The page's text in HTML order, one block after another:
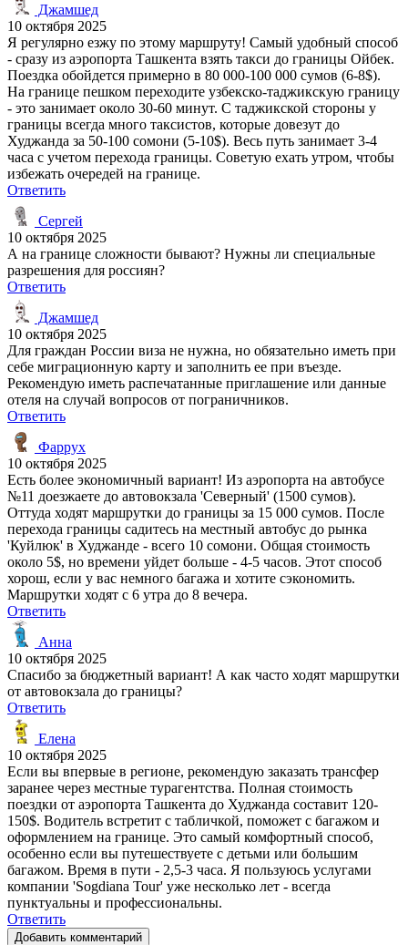
Джамшед
10 октября 2025
Я регулярно езжу по этому маршруту! Самый удобный способ
- сразу из аэропорта Ташкента взять такси до границы Ойбек.
Поездка обойдется примерно в 80 000-100 000 сумов (6-8$).
На границе пешком переходите узбекско-таджикскую границу
- это занимает около 30-60 минут. С таджикской стороны у
границы всегда много таксистов, которые довезут до
Худжанда за 50-100 сомони (5-10$). Весь путь занимает 3-4
часа с учетом перехода границы. Советую ехать утром, чтобы
избежать очередей на границе.
Ответить
Сергей
10 октября 2025
А на границе сложности бывают? Нужны ли специальные
разрешения для россиян?
Ответить
Джамшед
10 октября 2025
Для граждан России виза не нужна, но обязательно иметь при
себе миграционную карту и заполнить ее при въезде.
Рекомендую иметь распечатанные приглашение или данные
отеля на случай вопросов от пограничников.
Ответить
Фаррух
10 октября 2025
Есть более экономичный вариант! Из аэропорта на автобусе
№11 доезжаете до автовокзала 'Северный' (1500 сумов).
Оттуда ходят маршрутки до границы за 15 000 сумов. После
перехода границы садитесь на местный автобус до рынка
'Куйлюк' в Худжанде - всего 10 сомони. Общая стоимость
около 5$, но времени уйдет больше - 4-5 часов. Этот способ
хорош, если у вас немного багажа и хотите сэкономить.
Маршрутки ходят с 6 утра до 8 вечера.
Ответить
Анна
10 октября 2025
Спасибо за бюджетный вариант! А как часто ходят маршрутки
от автовокзала до границы?
Ответить
Елена
10 октября 2025
Если вы впервые в регионе, рекомендую заказать трансфер
заранее через местные турагентства. Полная стоимость
поездки от аэропорта Ташкента до Худжанда составит 120-
150$. Водитель встретит с табличкой, поможет с багажом и
оформлением на границе. Это самый комфортный способ,
особенно если вы путешествуете с детьми или большим
багажом. Время в пути - 2,5-3 часа. Я пользуюсь услугами
компании 'Sogdiana Tour' уже несколько лет - всегда
пунктуальны и профессиональны.
Ответить
Добавить комментарий